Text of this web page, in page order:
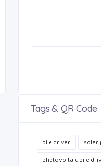
Tags & QR Code
pile driver solar
photovoltaic pile